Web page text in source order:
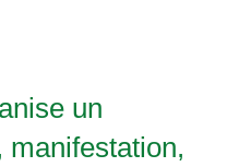
un
manifestation,